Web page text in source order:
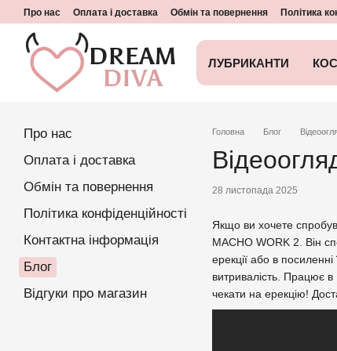
Перейти до основного контенту
Про нас Оплата і доставка Обмін та повернення Політика
ЛУБРИКАНТИ
Головна Блог
28 листопада 2025
Якщо ви хочете
MACHO WORK 2. Він
ерекції або в
витривалість. Працює в
чекати на ерекцію!
Про нас
Оплата і доставка
Обмін та повернення
Політика конфіденційності
Контактна інформація
Блог
Відгуки про магазин